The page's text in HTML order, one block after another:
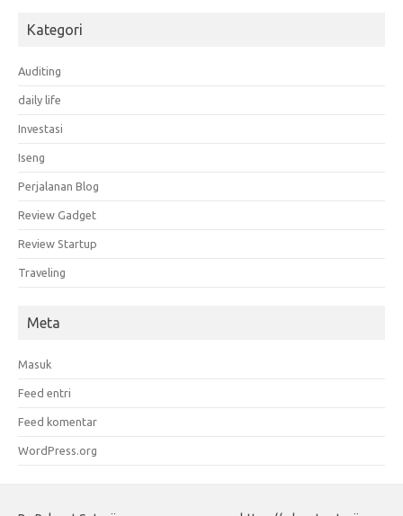
Kategori
Auditing
daily life
Investasi
Iseng
Perjalanan Blog
Review Gadget
Review Startup
Traveling
Meta
Masuk
Feed entri
Feed komentar
WordPress.org